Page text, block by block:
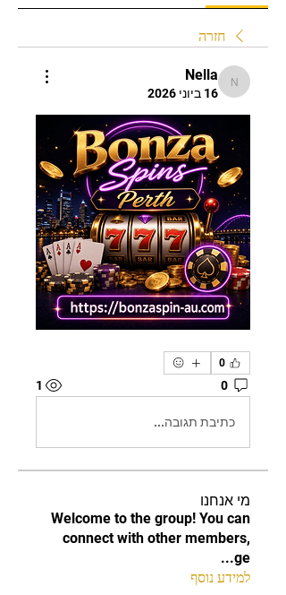
חזרה
Nella
Nella
16 ביוני 2026
0
0
1
כתיבת תגובה...
מי אנחנו
Welcome to the group! You can
connect with other members,
ge
...
למידע נוסף